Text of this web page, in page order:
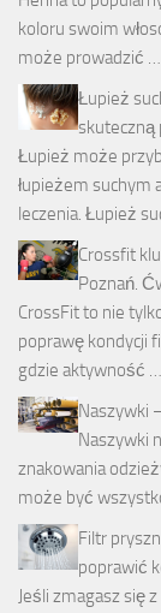
koloru swoim
może prowadzić …
Łupież
skuteczną
Łupież może
łupieżem suchym
leczenia. Łupież
Crossfit
Poznań.
CrossFit to nie
poprawę kondycji
gdzie aktywność …
Naszywki
Naszywki
znakowania
może być
Filtr
poprawić
Jeśli zmagasz się